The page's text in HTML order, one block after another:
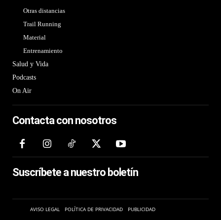
Otras distancias
Trail Running
Material
Entrenamiento
Salud y Vida
Podcasts
On Air
Contacta con nosotros
Suscríbete a nuestro boletín
AVISO LEGAL POLÍTICA DE PRIVACIDAD PUBLICIDAD